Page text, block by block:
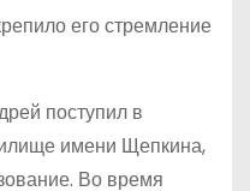
его стремление
поступил в
имени Щепкина,
Во время